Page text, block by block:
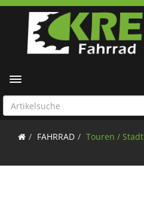
Toggle navigation
FAHRRAD Touren / Stadt